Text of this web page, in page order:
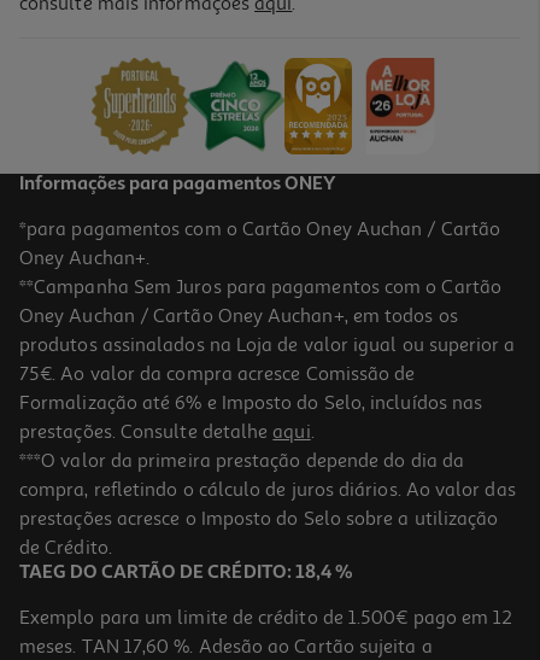
Ferro A Vapor Braun Si7181vi 3100w Texstyle 7 Pro
79,99 €
Ferro A Vapor Braun Texstyle 1 Si1070pu 2000 W
36.99 €/un
36,99 €
Informações para pagamentos ONEY
*para pagamentos com o Cartão Oney Auchan / Cartão
Oney Auchan+.
**Campanha Sem Juros para pagamentos com o Cartão
Oney Auchan / Cartão Oney Auchan+, em todos os
produtos assinalados na Loja de valor igual ou superior a
75€. Ao valor da compra acresce Comissão de
Formalização até 6% e Imposto do Selo, incluídos nas
prestações. Consulte detalhe aqui.
***O valor da primeira prestação depende do dia da
compra, refletindo o cálculo de juros diários. Ao valor das
prestações acresce o Imposto do Selo sobre a utilização
de Crédito.
TAEG DO CARTÃO DE CRÉDITO: 18,4 %
Exemplo para um limite de crédito de 1.500€ pago em 12
meses. TAN 17,60 %. Adesão ao Cartão sujeita a